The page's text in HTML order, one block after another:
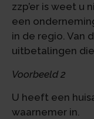
zzp’er is weet u
een
in de regio. Van
uitbetalingen
Voorbeeld 2
U heeft een
waarnemer in.